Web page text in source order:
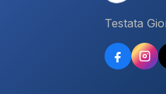
Testata